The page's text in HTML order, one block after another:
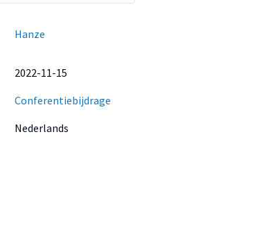
Hanze
2022-11-15
Conferentiebijdrage
Nederlands